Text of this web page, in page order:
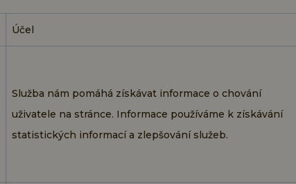
Účel
Služba nám pomáhá získávat informace o chování
uživatele na stránce. Informace používáme k získávání
statistických informací a zlepšování služeb.